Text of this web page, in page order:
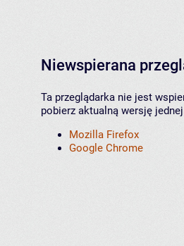
Niewspierana
Ta przeglądarka nie jest
pobierz aktualną wersję
Mozilla Firefox
Google Chrome